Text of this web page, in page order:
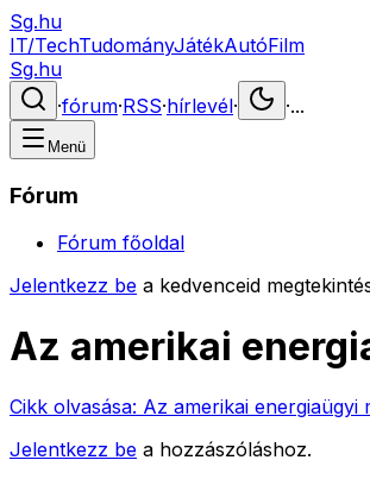
Sg.hu
IT/TechTudományJátékAutóFilm
Sg.hu
·fórum·RSS·hírlevél· ·...
Menü
Fórum
Fórum főoldal
Jelentkezz be a kedvenceid
Az amerikai
Cikk olvasása: Az amerikai energiaügyi
Jelentkezz be a hozzászóláshoz.